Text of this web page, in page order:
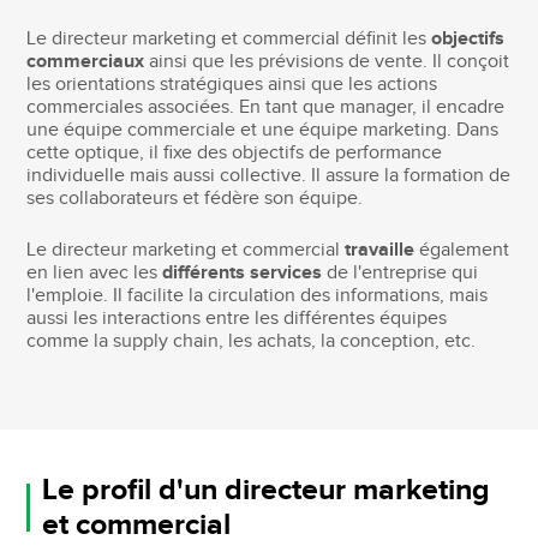
Le directeur marketing et commercial définit lesobjectifs
commerciaux ainsi que les prévisions de vente. Il conçoit
les orientations stratégiques ainsi que les actions
commerciales associées. En tant que manager, il encadre
une équipe commerciale et une équipe marketing. Dans
cette optique, il fixe des objectifs de performance
individuelle mais aussi collective. Il assure la formation de
ses collaborateurs et fédère son équipe.
Le directeur marketing et commercialtravaille également
en lien avec lesdifférents servicesde l'entreprise qui
l'emploie. Il facilite la circulation des informations, mais
aussi les interactions entre les différentes équipes
comme la supply chain, les achats, la conception, etc.
Le profil d'un directeur marketing
et commercial